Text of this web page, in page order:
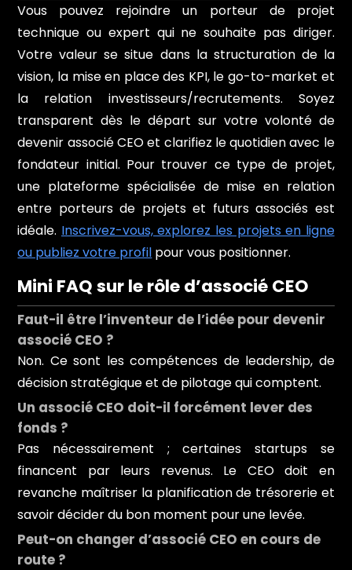
Vous pouvez rejoindre un porteur de projet
technique ou expert qui ne souhaite pas diriger.
Votre valeur se situe dans la structuration de la
vision, la mise en place des KPI, le go-to-market et
la relation investisseurs/recrutements. Soyez
transparent dès le départ sur votre volonté de
devenir associé CEO et clarifiez le quotidien avec le
fondateur initial. Pour trouver ce type de projet,
une plateforme spécialisée de mise en relation
entre porteurs de projets et futurs associés est
idéale. Inscrivez-vous, explorez les projets en ligne
ou publiez votre profil pour vous positionner.
Mini FAQ sur le rôle d’associé CEO
Faut-il être l’inventeur de l’idée pour devenir
associé CEO ?
Non. Ce sont les compétences de leadership, de
décision stratégique et de pilotage qui comptent.
Un associé CEO doit-il forcément lever des
fonds ?
Pas nécessairement ; certaines startups se
financent par leurs revenus. Le CEO doit en
revanche maîtriser la planification de trésorerie et
savoir décider du bon moment pour une levée.
Peut-on changer d’associé CEO en cours de
route ?